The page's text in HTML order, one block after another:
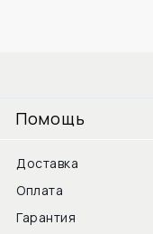
Помощь
Доставка
Оплата
Гарантия